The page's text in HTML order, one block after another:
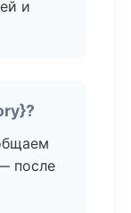
и
после